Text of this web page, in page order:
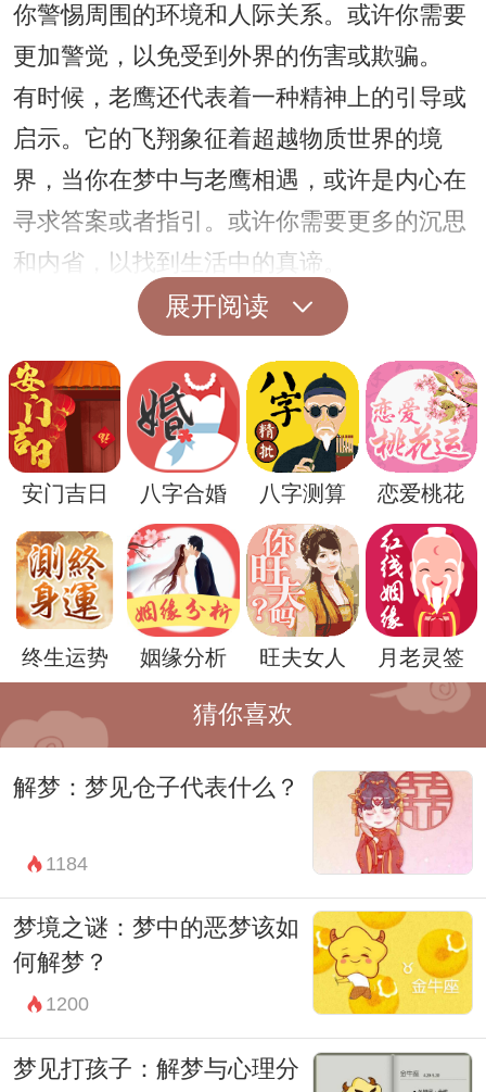
你警惕周围的环境和人际关系。或许你需要
更加警觉，以免受到外界的伤害或欺骗。
有时候，老鹰还代表着一种精神上的引导或
启示。它的飞翔象征着超越物质世界的境
界，当你在梦中与老鹰相遇，或许是内心在
寻求答案或者指引。或许你需要更多的沉思
和内省，以找到生活中的真谛。
除了象征意义，老鹰在梦中的行为也有着不
同的解读。如果老鹰在梦中飞翔自由，那可
能代表着你内心的解放和追求自由的渴望。
而如果老鹰在梦中降落在你身边，可能意味
着你需要面对现实，勇敢地应对挑战。
当然，梦境的解读因人而异，取决于个体的
生活经历和内心状态。因此，在解读梦境
时，需要结合自身的情况进行分析，不可生
搬硬套。但无论如何，梦境中出现老鹰都值
得我们深思，或许它正是心灵深处的一声呼
唤，指引我们走向更加清晰的人生道路。
展开阅读
安门吉日 八字合婚 八字测算 恋爱桃花
终生运势 姻缘分析 旺夫女人 月老灵签
猜你喜欢
解梦：梦见仓子代表什么？
1184
梦境之谜：梦中的恶梦该如
何解梦？
1200
梦见打孩子：解梦与心理分